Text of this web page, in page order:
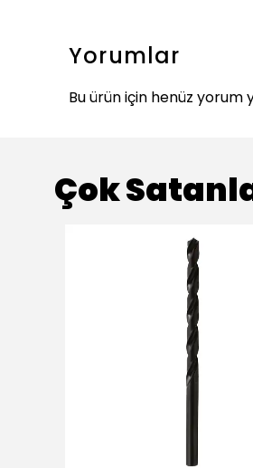
Yorumlar
Bu ürün için henüz yorum
Çok